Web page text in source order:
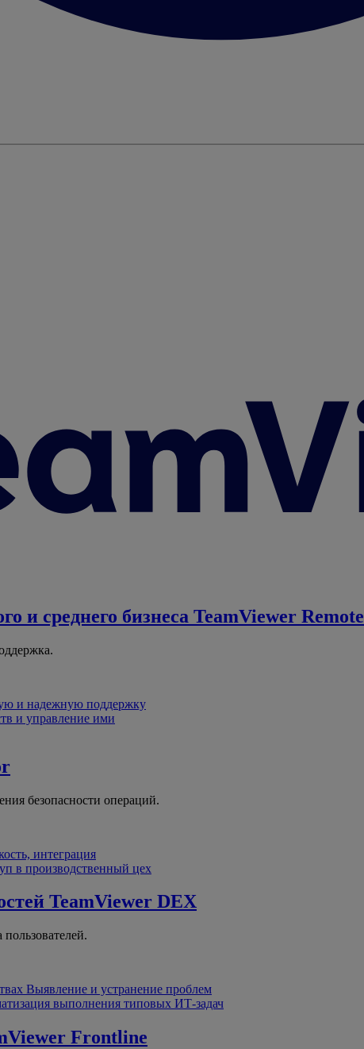
и среднего бизнеса TeamViewer Remote
и надежную поддержку
и управление ими
безопасности операций.
интеграция
в производственный цех
TeamViewer DEX
Выявление и устранение проблем
выполнения типовых ИТ-задач
Frontline